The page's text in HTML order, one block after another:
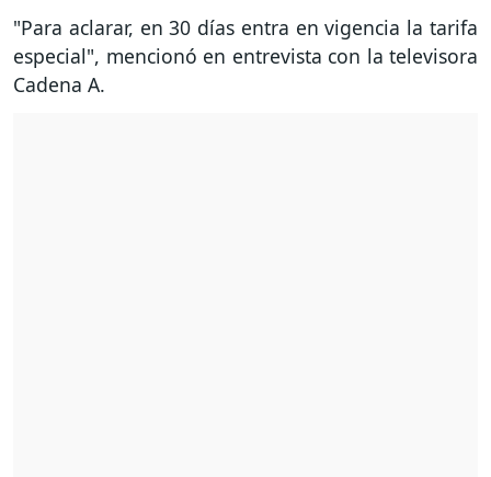
"Para aclarar, en 30 días entra en vigencia la tarifa
especial", mencionó en entrevista con la televisora
Cadena A.